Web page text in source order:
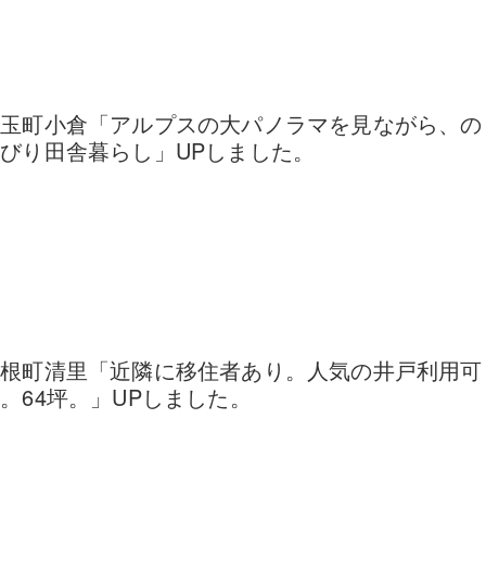
町小倉「アルプスの大パノラマを見ながら、の
り田舎暮らし」UPしました。
町清里「近隣に移住者あり。人気の井戸利用可
64坪。」UPしました。